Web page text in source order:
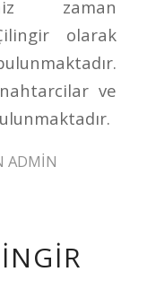
zaman
olarak
ve
ADMIN